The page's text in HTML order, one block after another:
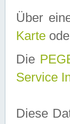
Über
Karte
Die
Service
Diese